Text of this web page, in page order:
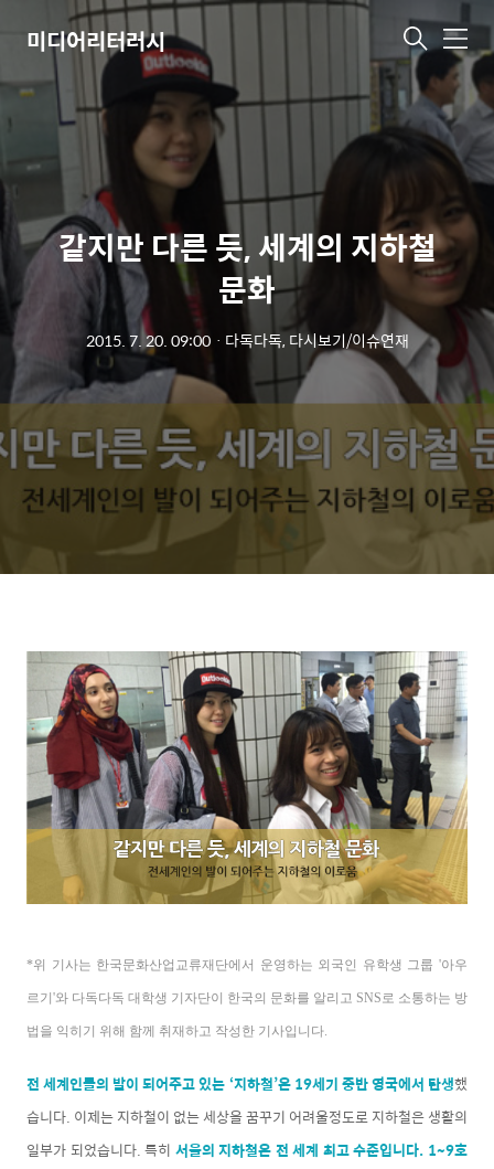
미디어리터러시 메
뉴
같지만 다른 듯, 세계의 지하철
문화
2015. 7. 20. 09:00ㆍ 다독다독, 다시보기/이슈연재
*위 기사는 한국문화산업교류재단에서 운영하는 외국인 유학생 그룹 '아우
르기'와 다독다독 대학생 기자단이 한국의 문화를 알리고 SNS로 소통하는 방
법을 익히기 위해 함께 취재하고 작성한 기사입니다.
전 세계인들의 발이 되어주고 있는 ‘지하철’은 19세기 중반 영국에서 탄생했
습니다. 이제는 지하철이 없는 세상을 꿈꾸기 어려울정도로 지하철은 생활의
일부가 되었습니다. 특히 서울의 지하철은 전 세계 최고 수준입니다. 1~9호